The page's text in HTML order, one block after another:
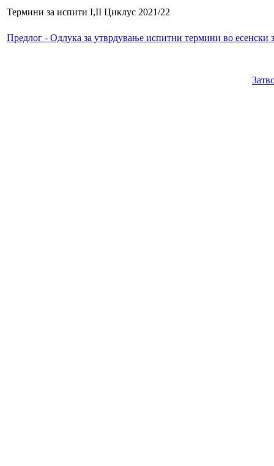
Термини за испити I,II Циклус 2021/22
Предлог - Одлука за утврдување испитни термини во